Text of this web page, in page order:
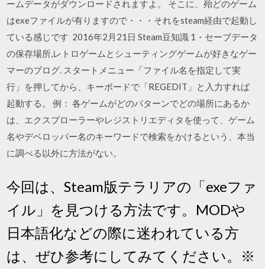
ームデータがダウンロードされますよ。 そこに、殆どのゲーム
はexeファイルが有りますので・・・それをsteam経由で起動し
ている感じです 2016年2月21日 Steam豆知識 1・セーブデータ
の保存場所,レトロゲームとシューティングゲームが好きなゲー
マーのブログ. スタートメニュー「ファイル名を指定して実
行」を押してから、キーボードで「REGEDIT」と入力すれば
起動する。 例： 各ゲームがどのパターンでどの場所にあるか
は、エクスプローラーやレジストリエディタを使って、ゲーム
名やデベロッパー名のキーワードで検索をかけるという、本当
に調べる以外に方法がない。
今回は、Steam版テラリアの「exeファ
イル」を見つける方法です。MODや
日本語化などの際に迷われている方
は、ぜひ参考にしてみてください。※